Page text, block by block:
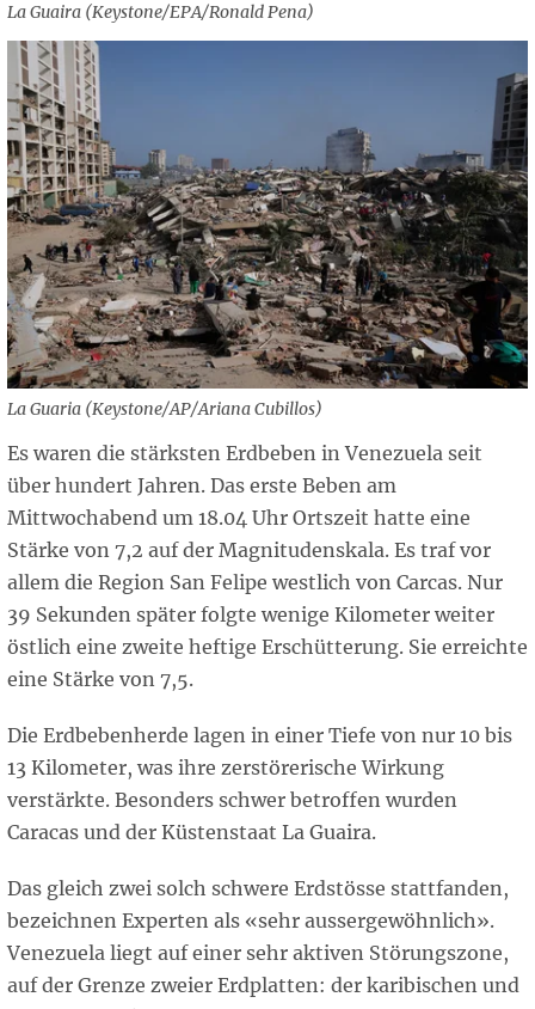
La Guaira (Keystone/EPA/Ronald Pena)
La Guaria (Keystone/AP/Ariana Cubillos)
Es waren die stärksten Erdbeben in Venezuela seit
über hundert Jahren. Das erste Beben am
Mittwochabend um 18.04 Uhr Ortszeit hatte eine
Stärke von 7,2 auf der Magnitudenskala. Es traf vor
allem die Region San Felipe westlich von Carcas. Nur
39 Sekunden später folgte wenige Kilometer weiter
östlich eine zweite heftige Erschütterung. Sie erreichte
eine Stärke von 7,5.
Die Erdbebenherde lagen in einer Tiefe von nur 10 bis
13 Kilometer, was ihre zerstörerische Wirkung
verstärkte. Besonders schwer betroffen wurden
Caracas und der Küstenstaat La Guaira.
Das gleich zwei solch schwere Erdstösse stattfanden,
bezeichnen Experten als «sehr aussergewöhnlich».
Venezuela liegt auf einer sehr aktiven Störungszone,
auf der Grenze zweier Erdplatten: der karibischen und